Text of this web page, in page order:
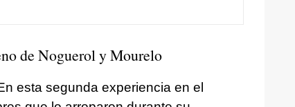
de Noguerol y Mourelo
esta segunda experiencia en el